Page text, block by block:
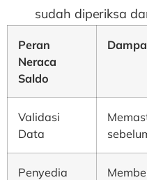
sudah diperiksa
Peran
Neraca
Saldo
Validasi
Data
Penyedia